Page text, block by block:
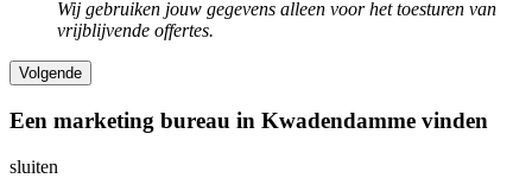
Wij gebruiken jouw gegevens alleen voor het toesturen van
vrijblijvende offertes.
Een marketing bureau in Kwadendamme vinden
sluiten